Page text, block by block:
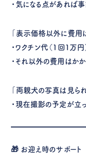
・気になる点があれば
「表示価格以外に費用は
・ワクチン代（1回1万
・それ以外の費用はかか
「両親犬の写真は見られ
・現在撮影の予定が立
🎁 お迎え時のサポート